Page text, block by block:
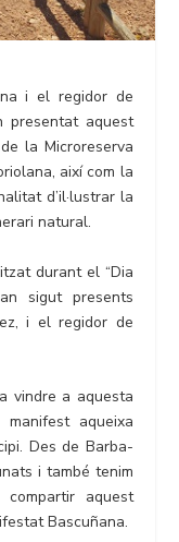
i el regidor de
presentat aquest
la Microreserva
així com la
d’il·lustrar la
natural.
durant el “Dia
sigut presents
i el regidor de
vindre a aquesta
aqueixa
Des de Barba-
i també tenim
aquest
Bascuñana.